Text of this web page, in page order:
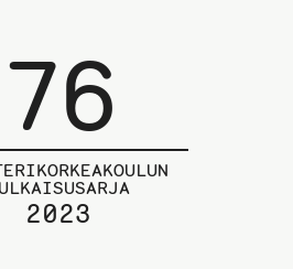
76
2023